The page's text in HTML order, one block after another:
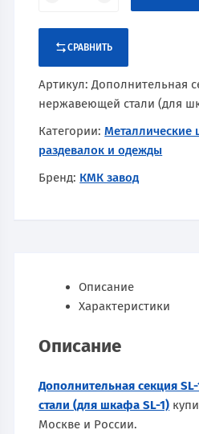
СРАВНИТЬ
Артикул:Дополнительная
нержавеющей стали (для
Категории:
раздевалок и одежды
Бренд: КМК завод
Описание
Характеристики
Описание
Дополнительная секция
стали (для шкафа SL-1)
Москве и России.